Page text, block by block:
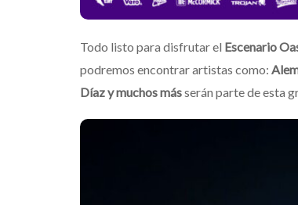
Todo listo para disfrutar el Escenario
podremos encontrar artistas como:
Díaz y muchos másserán parte de esta